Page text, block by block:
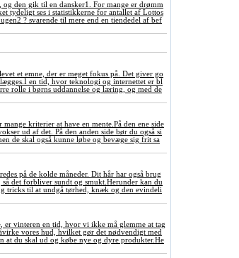
den gik til en dansker1. For mange er drømm
tydeligt ses i statistikkerne for antallet af Lottos
? svarende til mere end en tiendedel af bef
et emne, der er meget fokus på. Det giver go
en tid, hvor teknologi og internettet er bl
rolle i børns uddannelse og læring, og med de
kriterier at have en mente.På den ene side
ud af det. På den anden side bør du også si
de skal også kunne løbe og bevæge sig frit sa
på de kolde måneder. Dit hår har også brug
det forbliver sundt og smukt.Herunder kan du
tricks til at undgå tørhed, knæk og den evindeli
er vinteren en tid, hvor vi ikke må glemme at tag
vores hud, hvilket gør det nødvendigt med
at du skal ud og købe nye og dyre produkter.He